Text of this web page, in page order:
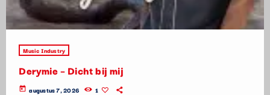
Music Industry
Derymie – Dicht bij mij
today augustus 7, 2026 1